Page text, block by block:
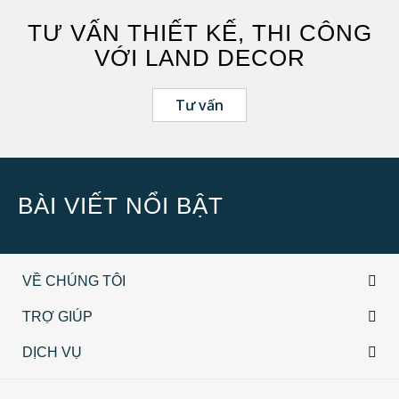
Nghệ An
Quảng Ninh
TP Hồ Chí Minh
TƯ VẤN THIẾT KẾ, THI CÔNG
VỚI LAND DECOR
Tư vấn
BÀI VIẾT NỔI BẬT
VỀ CHÚNG TÔI
TRỢ GIÚP
DỊCH VỤ